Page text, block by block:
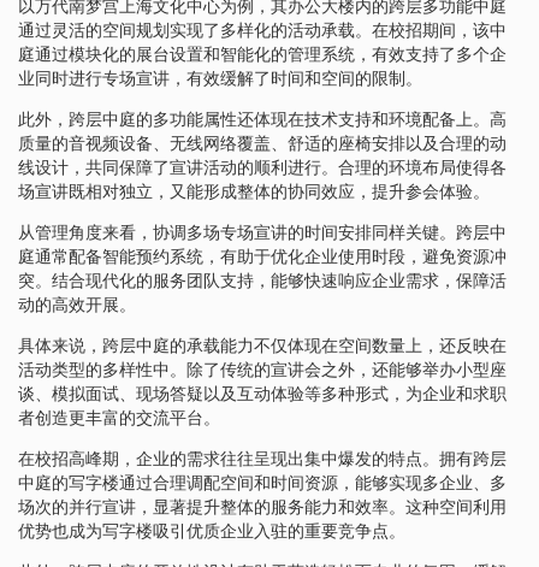
以万代南梦宫上海文化中心为例，其办公大楼内的跨层多功能中庭
通过灵活的空间规划实现了多样化的活动承载。在校招期间，该中
庭通过模块化的展台设置和智能化的管理系统，有效支持了多个企
业同时进行专场宣讲，有效缓解了时间和空间的限制。
此外，跨层中庭的多功能属性还体现在技术支持和环境配备上。高
质量的音视频设备、无线网络覆盖、舒适的座椅安排以及合理的动
线设计，共同保障了宣讲活动的顺利进行。合理的环境布局使得各
场宣讲既相对独立，又能形成整体的协同效应，提升参会体验。
从管理角度来看，协调多场专场宣讲的时间安排同样关键。跨层中
庭通常配备智能预约系统，有助于优化企业使用时段，避免资源冲
突。结合现代化的服务团队支持，能够快速响应企业需求，保障活
动的高效开展。
具体来说，跨层中庭的承载能力不仅体现在空间数量上，还反映在
活动类型的多样性中。除了传统的宣讲会之外，还能够举办小型座
谈、模拟面试、现场答疑以及互动体验等多种形式，为企业和求职
者创造更丰富的交流平台。
在校招高峰期，企业的需求往往呈现出集中爆发的特点。拥有跨层
中庭的写字楼通过合理调配空间和时间资源，能够实现多企业、多
场次的并行宣讲，显著提升整体的服务能力和效率。这种空间利用
优势也成为写字楼吸引优质企业入驻的重要竞争点。